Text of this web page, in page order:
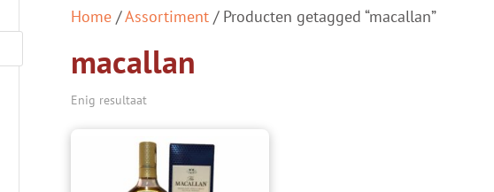
Home/Assortiment/ Producten getagged “macallan”
macallan
Enig resultaat